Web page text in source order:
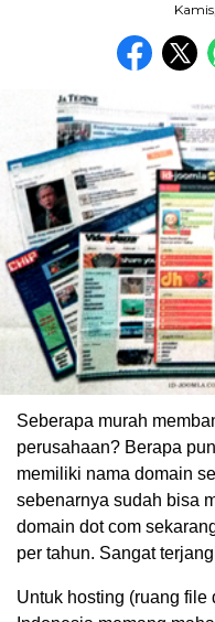
Seberapa murah
perusahaan? Berapa
memiliki nama domain
sebenarnya sudah bisa
domain dot com
per tahun. Sangat
Untuk hosting (ruang file